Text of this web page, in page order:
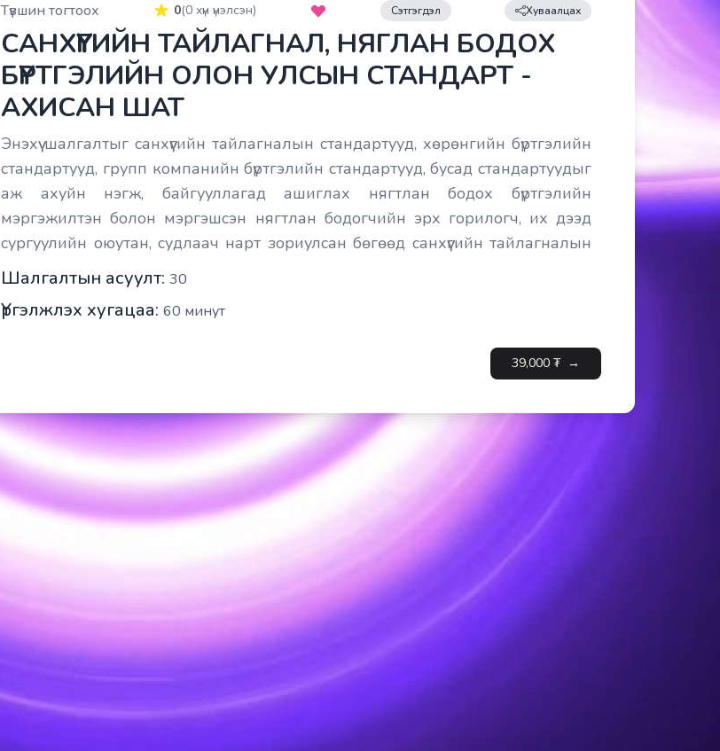
Түвшин тогтоох 0(0 хүн үнэлсэн) Сэтгэгдэл Хуваалцах
САНХҮҮГИЙН ТАЙЛАГНАЛ, НЯГЛАН БОДОХ
БҮРТГЭЛИЙН ОЛОН УЛСЫН СТАНДАРТ -
АХИСАН ШАТ
Энэхүү шалгалтыг санхүүгийн тайлагналын стандартууд, хөрөнгийн бүртгэлийн
стандартууд, групп компанийн бүртгэлийн стандартууд, бусад стандартуудыг
аж ахуйн нэгж, байгууллагад ашиглах нягтлан бодох бүртгэлийн
мэргэжилтэн болон мэргэшсэн нягтлан бодогчийн эрх горилогч, их дээд
сургуулийн оюутан, судлаач нарт зориулсан бөгөөд санхүүгийн тайлагналын
олон улсын стандартын агуулгад нийцүүлэн боловсруулсан болно.
Шалгалтын асуулт: 30
Үргэлжлэх хугацаа: 60 минут
39,000 ₮ →